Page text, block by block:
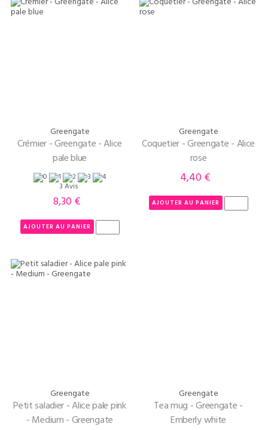
Greengate
Crémier - Greengate - Alice
pale blue
3 Avis
Prix
8,30 €
AJOUTER AU PANIER
Greengate
Coquetier - Greengate - Alice
rose
Prix
4,40 €
AJOUTER AU PANIER
Greengate
Petit saladier - Alice pale pink
- Medium - Greengate
Greengate
Tea mug - Greengate -
Emberly white